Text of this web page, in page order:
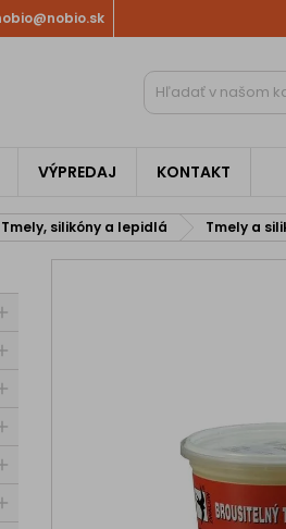
VÝPREDAJ KONTAKT
Tmely, silikóny a lepidlá Tmely a